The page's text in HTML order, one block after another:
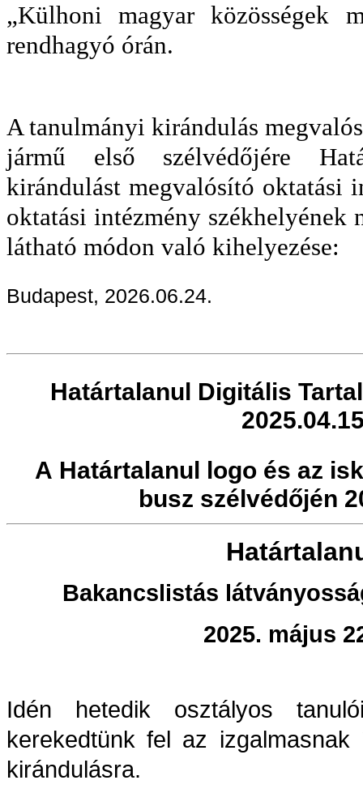
„Külhoni magyar közösségek
rendhagyó órán.
A tanulmányi kirándulás
jármű első szélvédőjére
kirándulást megvalósító oktatási
oktatási intézmény
látható módon való kihelyezése:
Budapest, 2026.06.24.
Határtalanul Digitális
A Határtalanul logo és az
busz szélvédőjén
Bakancslistás
2025. május
Idén hetedik osztályos
kerekedtünk fel az
kirándulásra.